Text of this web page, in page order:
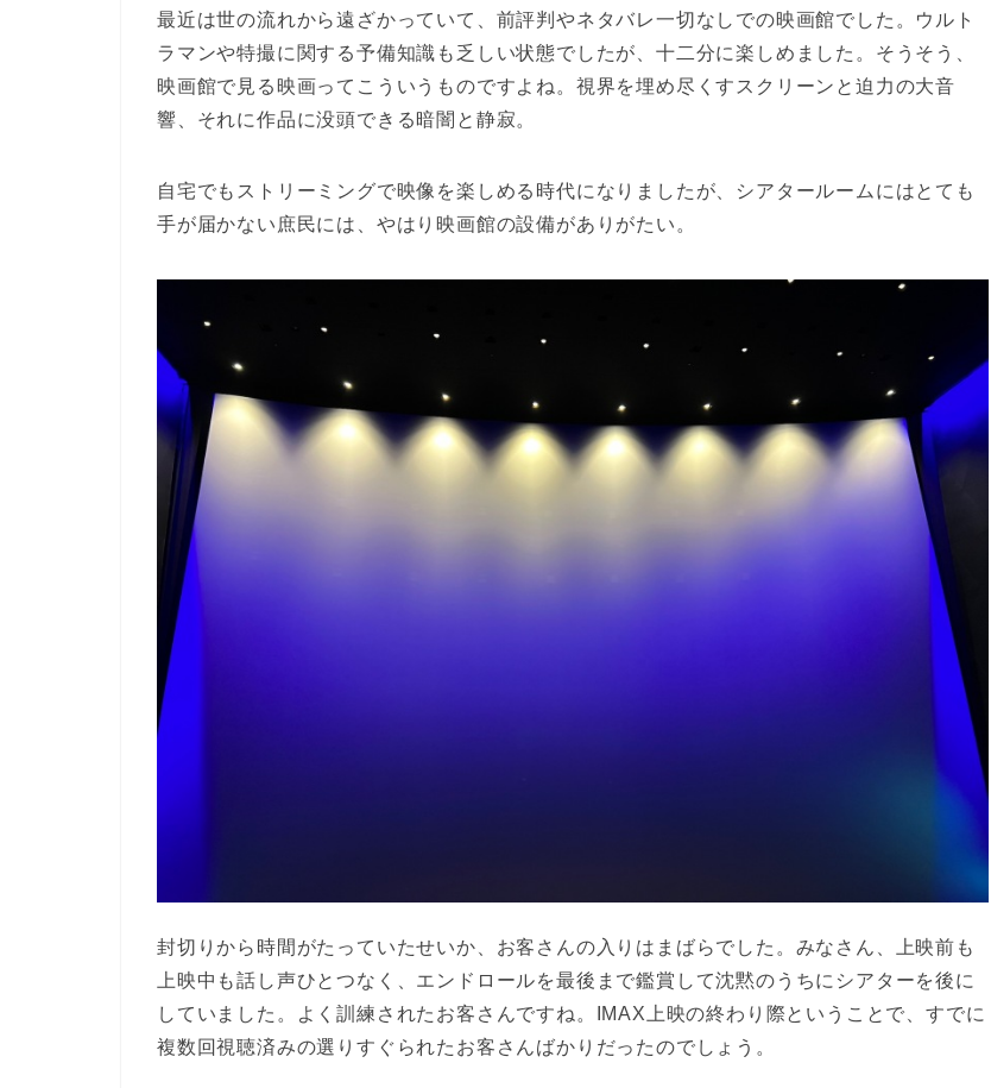
最近は世の流れから遠ざかっていて、前評判やネタバレ一切なしでの映画館でした。ウルト
ラマンや特撮に関する予備知識も乏しい状態でしたが、十二分に楽しめました。そうそう、
映画館で見る映画ってこういうものですよね。視界を埋め尽くすスクリーンと迫力の大音
響、それに作品に没頭できる暗闇と静寂。
自宅でもストリーミングで映像を楽しめる時代になりましたが、シアタールームにはとても
手が届かない庶民には、やはり映画館の設備がありがたい。
封切りから時間がたっていたせいか、お客さんの入りはまばらでした。みなさん、上映前も
上映中も話し声ひとつなく、エンドロールを最後まで鑑賞して沈黙のうちにシアターを後に
していました。よく訓練されたお客さんですね。IMAX上映の終わり際ということで、すでに
複数回視聴済みの選りすぐられたお客さんばかりだったのでしょう。